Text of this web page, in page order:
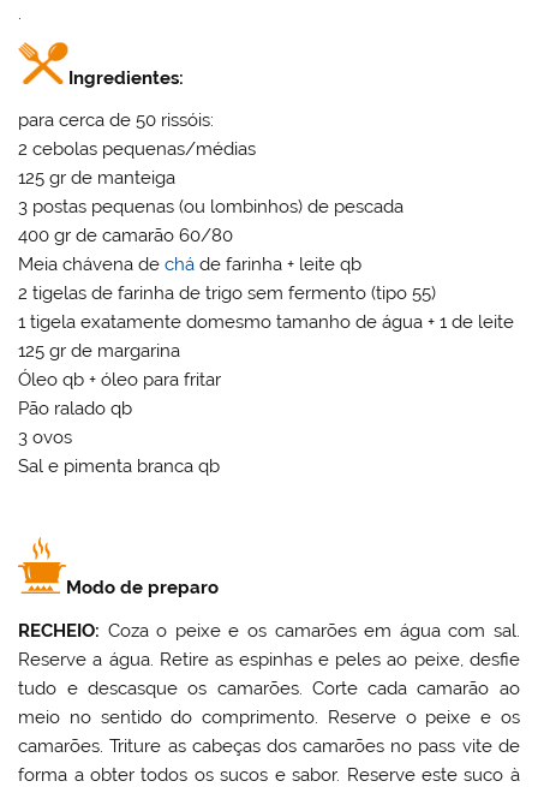
.
Ingredientes:
para cerca de 50 rissóis:
2 cebolas pequenas/médias
125 gr de manteiga
3 postas pequenas (ou lombinhos) de pescada
400 gr de camarão 60/80
Meia chávena dechá de farinha + leite qb
2 tigelas de farinha de trigo sem fermento (tipo 55)
1 tigela exatamente domesmo tamanho de água + 1 de leite
125 gr de margarina
Óleo qb + óleo para fritar
Pão ralado qb
3 ovos
Sal e pimenta branca qb
Modo de preparo
RECHEIO: Coza o peixe e os camarões em água com sal.
Reserve a água. Retire as espinhas e peles ao peixe, desfie
tudo e descasque os camarões. Corte cada camarão ao
meio no sentido do comprimento. Reserve o peixe e os
camarões. Triture as cabeças dos camarões no pass vite de
forma a obter todos os sucos e sabor. Reserve este suco à